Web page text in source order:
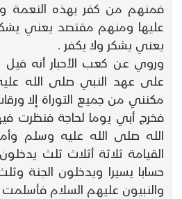
فمنهم من كفر بهذه النعمة
عليها ومنهم مقتصد يعني
يعني يشكر ولا يكفر .
وروي عن كعب الأحبار أنه
على عهد النبي صلى الله
مكنني من جميع التوراة إلا
فخرج أبي يوما لحاجة فنظرت
الله صلى الله عليه وسلم
القيامة ثلاثة أثلاث ثلث
حسابا يسيرا ويدخلون الجنة
والنبيون عليهم السلام